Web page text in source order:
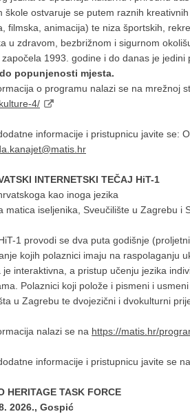
škole ostvaruje se putem raznih
filmska, animacija) te niza športskih,
u zdravom, bezbrižnom i sigurnom
započela 1993. godine i do danas je
popunjenosti mjesta.
o programu nalazi se na mrežnoj
4/
informacije i pristupnicu javite se:
INTERNETSKI TEČAJ HiT-1
kao inoga jezika
matica iseljenika, Sveučilište u Zagrebu i
1 provodi se dva puta godišnje
kojih polaznici imaju na raspolaganju
je interaktivna, a pristup učenju jezika
Polaznici koji polože i pismeni i
u Zagrebu te dvojezični i dvokulturni
nalazi se na https://matis.hr/
informacije i pristupnicu javite se na
HERITAGE TASK FORCE
2026., Gospić